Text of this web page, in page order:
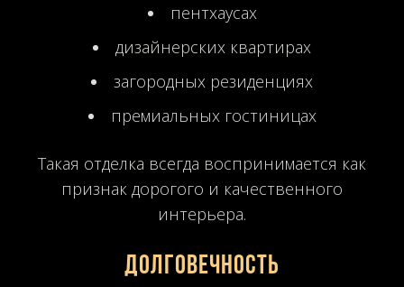
пентхаусах
дизайнерских квартирах
загородных резиденциях
премиальных гостиницах
Такая отделка всегда воспринимается как
признак дорогого и качественного
интерьера.
Долговечность